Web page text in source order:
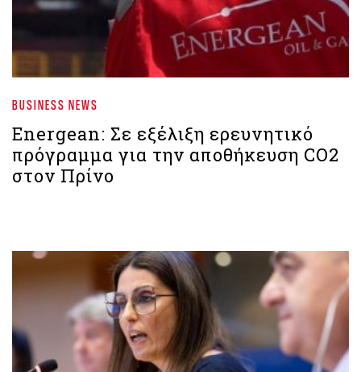
BUSINESS NEWS
Energean: Σε εξέλιξη ερευνητικό
πρόγραμμα για την αποθήκευση CO2
στον Πρίνο